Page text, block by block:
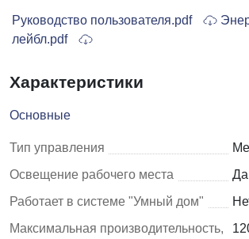
Руководство пользователя.pdf
лейбл.pdf
Характеристики
Основные
Тип управления
Освещение рабочего места
Да
Работает в системе "Умный дом"
Максимальная производительность,